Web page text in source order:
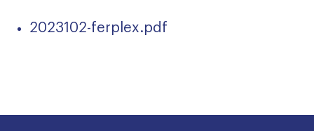
2023102-ferplex.pdf